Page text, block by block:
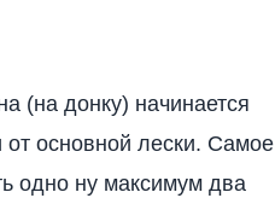
(на донку) начинается
от основной лески. Самое
одно ну максимум два